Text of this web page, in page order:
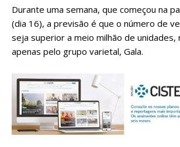
Durante uma semana, que começou na
(dia 16), a previsão é que o número de
seja superior a meio milhão de unidades,
apenas pelo grupo varietal, Gala.